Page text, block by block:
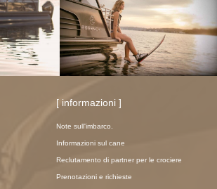
[ informazioni ]
Note sull'imbarco.
Informazioni sul cane
Reclutamento di partner per le crociere
Prenotazioni e richieste